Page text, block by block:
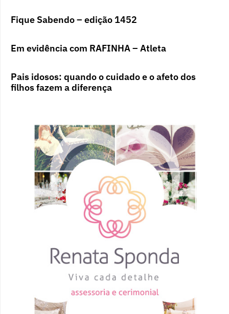
Fique Sabendo – edição 1452
Em evidência com RAFINHA – Atleta
Pais idosos: quando o cuidado e o afeto dos
filhos fazem a diferença